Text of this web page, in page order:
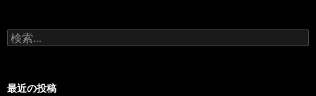
検
索:
最近の投稿